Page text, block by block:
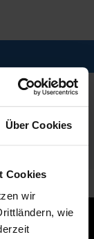
Über Cookies
Cookies
wir
wie